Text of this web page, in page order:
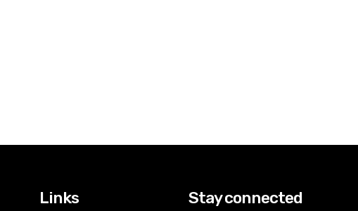
Links Stay connected